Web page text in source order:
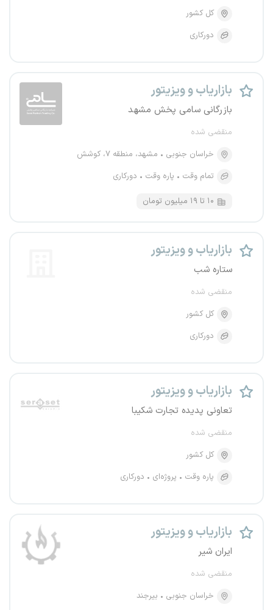
کل کشور
دورکاری
بازاریاب و ویزیتور
بازرگانی سامی پخش مشهد
منقضی شده
خراسان جنوبی
مشهد، منطقه ۷، کوشش
تمام وقت
پاره وقت دورکاری
۱۰ تا ۱۹ میلیون تومان
بازاریاب و ویزیتور
ستاره شب
منقضی شده
کل کشور
دورکاری
بازاریاب و ویزیتور
تعاونی پدیده تجارت شکیبا
منقضی شده
کل کشور
پاره وقت
پروژه‌ای دورکاری
بازاریاب و ویزیتور
ایران شیر
منقضی شده
خراسان جنوبی
بیرجند